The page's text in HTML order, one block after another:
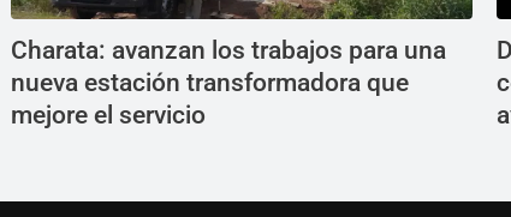
Charata: avanzan los trabajos para una
nueva estación transformadora que
mejore el servicio